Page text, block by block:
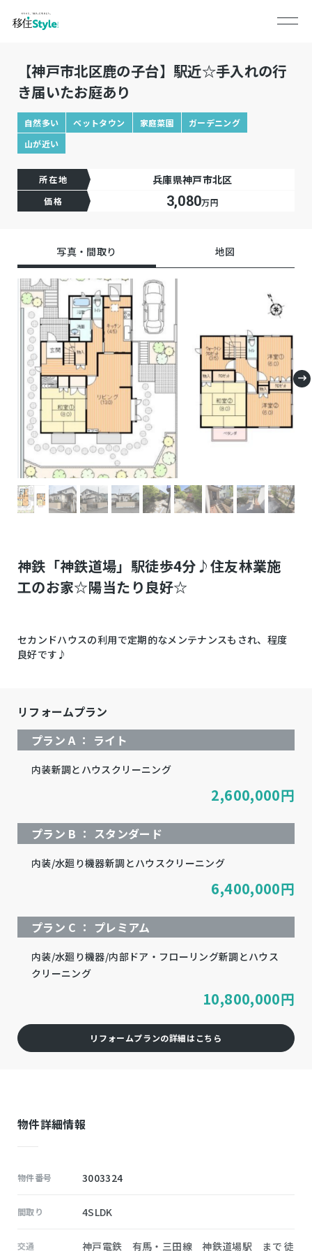
【神戸市北区鹿の子台】駅近☆手入れの行
き届いたお庭あり
自然多い ベットタウン 家庭菜園
ガーデニング
山が近い
所在地 兵庫県神戸市北区
価格 3,080万円
写真・間取り 地図
神鉄「神鉄道場」駅徒歩4分♪住友林業施
工のお家☆陽当たり良好☆
セカンドハウスの利用で定期的なメンテナンスもされ、程度
良好です♪
リフォームプラン
プラン A ： ライト
内装新調とハウスクリーニング
2,600,000円
プラン B ： スタンダード
内装/水廻り機器新調とハウスクリーニング
6,400,000円
プラン C ： プレミアム
内装/水廻り機器/内部ドア・フローリング新調とハウス
クリーニング
10,800,000円
リフォームプランの詳細はこちら
物件詳細情報
物件番号 3003324
間取り 4SLDK
交通 神戸電鉄 有馬・三田線 神鉄道場駅 まで 徒